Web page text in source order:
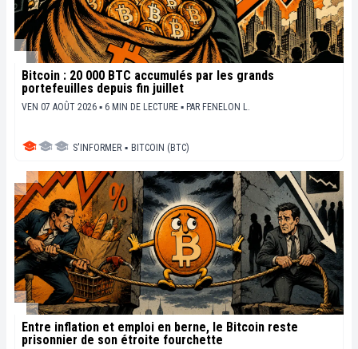
Bitcoin : 20 000 BTC accumulés par les grands
portefeuilles depuis fin juillet
VEN 07 AOÛT 2026 ▪ 6 MIN DE LECTURE ▪ PAR FENELON L.
S'INFORMER ▪ BITCOIN (BTC)
Entre inflation et emploi en berne, le Bitcoin reste
prisonnier de son étroite fourchette